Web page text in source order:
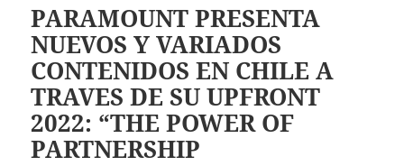
PARAMOUNT PRESENTA
NUEVOS Y VARIADOS
CONTENIDOS EN CHILE A
TRAVES DE SU UPFRONT
2022: “THE POWER OF
PARTNERSHIP